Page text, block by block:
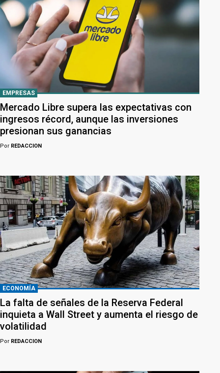
EMPRESAS
Mercado Libre supera las expectativas con
ingresos récord, aunque las inversiones
presionan sus ganancias
Por REDACCION
ECONOMÍA
La falta de señales de la Reserva Federal
inquieta a Wall Street y aumenta el riesgo de
volatilidad
Por REDACCION